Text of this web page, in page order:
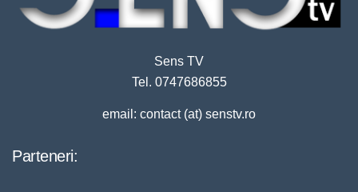
Sens TV
Tel. 0747686855
email: contact (at) senstv.ro
Parteneri: